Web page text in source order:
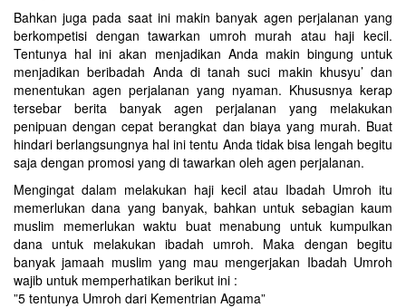
Bahkan juga pada saat ini makin banyak agen perjalanan yang
berkompetisi dengan tawarkan umroh murah atau haji kecil.
Tentunya hal ini akan menjadikan Anda makin bingung untuk
menjadikan beribadah Anda di tanah suci makin khusyu’ dan
menentukan agen perjalanan yang nyaman. Khususnya kerap
tersebar berita banyak agen perjalanan yang melakukan
penipuan dengan cepat berangkat dan biaya yang murah. Buat
hindari berlangsungnya hal ini tentu Anda tidak bisa lengah begitu
saja dengan promosi yang di tawarkan oleh agen perjalanan.
Mengingat dalam melakukan haji kecil atau Ibadah Umroh itu
memerlukan dana yang banyak, bahkan untuk sebagian kaum
muslim memerlukan waktu buat menabung untuk kumpulkan
dana untuk melakukan ibadah umroh. Maka dengan begitu
banyak jamaah muslim yang mau mengerjakan Ibadah Umroh
wajib untuk memperhatikan berikut ini :
”5 tentunya Umroh dari Kementrian Agama”